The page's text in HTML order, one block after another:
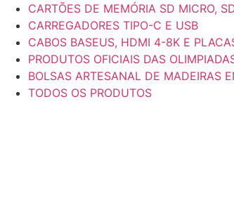
CARTÕES DE MEMÓRIA SD MICRO,
CARREGADORES TIPO-C E USB
CABOS BASEUS, HDMI 4-8K E
PRODUTOS OFICIAIS DAS
BOLSAS ARTESANAL DE MADEIRAS
TODOS OS PRODUTOS